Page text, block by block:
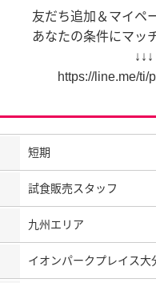
友だち追加＆マイペ
あなたの条件にマッ
↓↓↓
https://line.me/ti/p/
短期
試食販売スタッフ
九州エリア
イオンパークプレイス大